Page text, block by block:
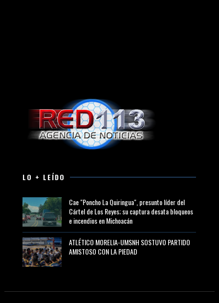
LO + LEÍDO
Cae "Poncho La Quiringua", presunto líder del
Cártel de Los Reyes; su captura desata bloqueos
e incendios en Michoacán
ATLÉTICO MORELIA-UMSNH SOSTUVO PARTIDO
AMISTOSO CON LA PIEDAD